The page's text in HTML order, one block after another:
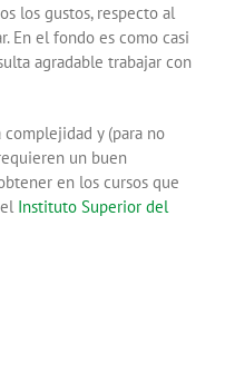
los gustos, respecto al
En el fondo es como casi
agradable trabajar con
y (para no
un buen
en los cursos que
Instituto Superior del